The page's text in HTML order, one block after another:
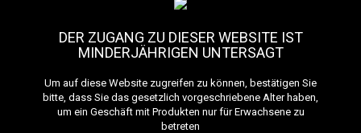
DER ZUGANG ZU DIESER WEBSITE IST
MINDERJÄHRIGEN UNTERSAGT
Um auf diese Website zugreifen zu können, bestätigen Sie
bitte, dass Sie das gesetzlich vorgeschriebene Alter haben,
um ein Geschäft mit Produkten nur für Erwachsene zu
betreten
Auf Lager • Lieferung in 24H Nicht vorrätig